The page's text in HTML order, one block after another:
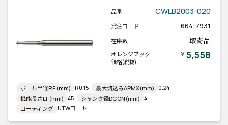
品番 CWLB2003-020
発注コード 664-7931
在庫数 取寄品
オレンジブック
価格(税抜)
￥5,558
ボール半径RE(mm) R0.15 最大切込みAPMX(mm) 0.24
機能長さLF(mm) 45 シャンク径DCON(mm) 4
コーティング UTWコート